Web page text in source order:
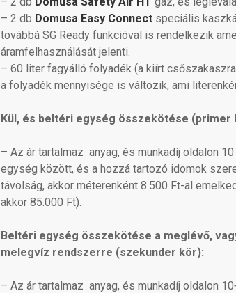
– 2 db Domusa Easy Connect speciális
továbbá SG Ready funkcióval is rendelkezik
áramfelhasználását jelenti.
– 60 liter fagyálló folyadék (a kiírt
a folyadék mennyisége is változik, ami
Kül, és beltéri egység összekötése (primer
– Az ár tartalmaz anyag, és munkadíj oldalon
egység között, és a hozzá tartozó idomok
távolság, akkor méterenként 8.500 Ft-al
akkor 85.000 Ft).
Beltéri egység összekötése a meglévő,
melegvíz rendszerre (szekunder kör):
– Az ár tartalmaz anyag, és munkadíj oldalon